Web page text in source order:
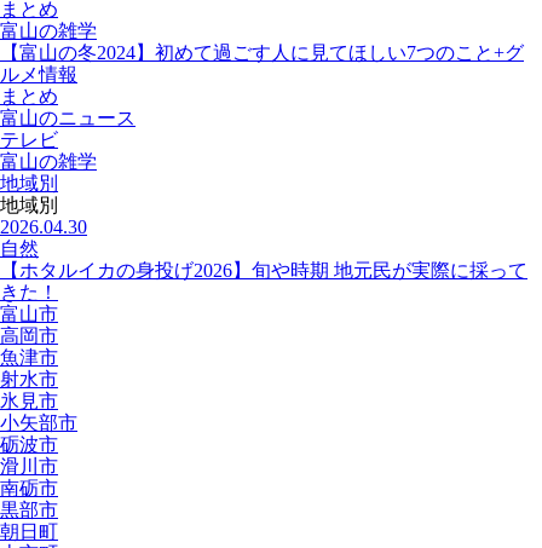
まとめ
富山の雑学
【富山の冬2024】初めて過ごす人に見てほしい7つのこと+グ
ルメ情報
まとめ
富山のニュース
テレビ
富山の雑学
地域別
地域別
2026.04.30
自然
【ホタルイカの身投げ2026】旬や時期 地元民が実際に採って
きた！
富山市
高岡市
魚津市
射水市
氷見市
小矢部市
砺波市
滑川市
南砺市
黒部市
朝日町